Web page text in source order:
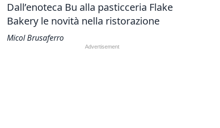
Dall’enoteca Bu alla pasticceria Flake
Bakery le novità nella ristorazione
Micol Brusaferro